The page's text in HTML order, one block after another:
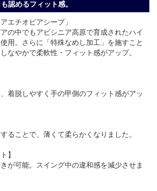
認めるフィット感。
エチオピアシープ」
の中でもアビシニア高原で育成されたハイ
用。さらに「特殊なめし加工」を施すこと
なやかで柔軟性・フィット感がアップ。
着脱しやすく手の甲側のフィット感がアッ
ることで、薄くて柔らかくなりました。
】
が可能。スイング中の違和感を減少させま